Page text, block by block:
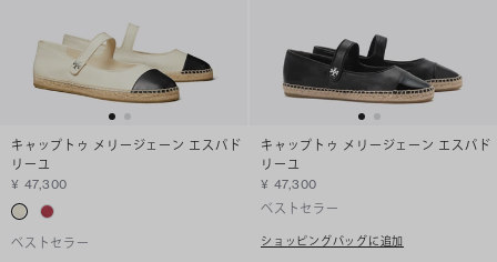
キャップトゥ メリージェーン エスパド
リーユ
¥ 47,300
ベストセラー
キャップトゥ メリージェーン エスパド
リーユ
¥ 47,300
ベストセラー
ショッピングバッグに追加